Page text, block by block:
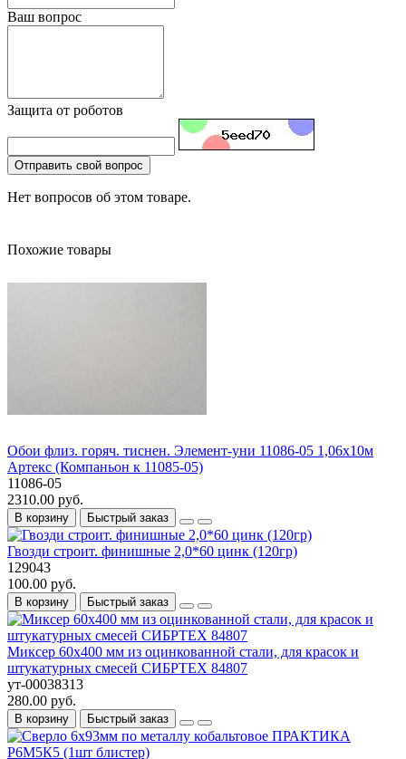
Ваш вопрос
Защита от роботов
Отправить свой вопрос
Нет вопросов об этом товаре.
Похожие товары
Обои флиз. горяч. тиснен. Элемент-уни 11086-05 1,06х10м
Артекс (Компаньон к 11085-05)
11086-05
2310.00 руб.
В корзину Быстрый заказ
Гвозди строит. финишные 2,0*60 цинк (120гр)
129043
100.00 руб.
В корзину Быстрый заказ
Миксер 60х400 мм из оцинкованной стали, для красок и
штукатурных смесей СИБРТЕХ 84807
ут-00038313
280.00 руб.
В корзину Быстрый заказ